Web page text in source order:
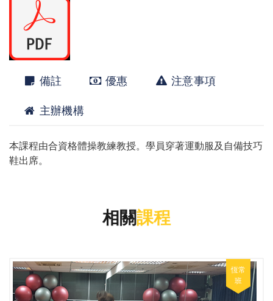
備註 優惠 注意事項
主辦機構
本課程由合資格體操教練教授。學員穿著運動服及自備技巧
鞋出席。
相關課程